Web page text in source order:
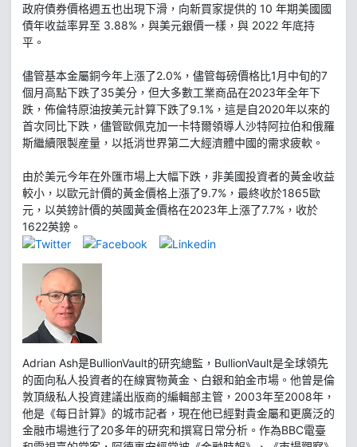
政府債券價格週五也出現下滑，向新買家提供的 10 年期美國國
債年收益率昇至 3.88%，與美元銀價一樣，與 2022 年底持
平。
儘管基本金屬銅今年上漲了2.0%，儘管每磅價格比1月中旬的7
個月高點下跌了35美分，但大多數工業商品在2023年全年下
跌，佈倫特原油按美元計算下跌了9.1%，這是自2020年以來的
首次同比下跌，儘管歐佩克加一卡特爾領導人沙特阿拉伯和俄羅
斯繼續限製産量，以抵消世界第二大經濟體中國的需求疲軟。
由於美元今年在外匯市場上大幅下跌，非美國投資者的黃金收益
較小，以歐元計價的黃金價格上漲了9.7%，最終收於1865歐
元，以英鎊計價的英國黃金價格在2023年上漲了7.7%，收於
1622英鎊。
Adrian Ash是BullionVault的研究總監，BullionVault是全球領先
的面向私人投資者的在線實物黃金、白銀和鉑金市場。他曾是倫
敦頂級私人投資建議出版商的編輯部主管，2003年至2008年，
他是《每日計算》的城市記者，現在他已經對貴金屬和更廣泛的
金融市場進行了20多年的研究和撰寫日常分析。作為BBC電臺